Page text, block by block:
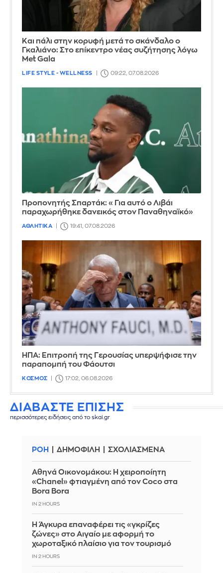
Και πάλι στην κορυφή μετά το σκάνδαλο ο
Γκαλιάνο: Στο επίκεντρο νέας συζήτησης λόγω
Met Gala
LIFE STYLE - WELLNESS 09:22, 07.08.2026
Προπονητής Σπαρτάκ: «Για αυτό ο Λιβάι
παραχωρήθηκε δανεικός στον Παναθηναϊκό»
ΑΘΛΗΤΙΚΑ 19:41, 07.08.2026
ΗΠΑ: Επιτροπή της Γερουσίας υπερψήφισε την
παραπομπή του Φάουτσι
ΚΟΣΜΟΣ 17:02, 06.08.2026
ΔΙΑΒΑΣΤΕ ΕΠΙΣΗΣ
περισσότερες ειδήσεις από το skai.gr
ΡΟΗ ΔΗΜΟΦΙΛΗ ΣΧΟΛΙΑΣΜΕΝΑ
Αθηνά Οικονομάκου: Η χειροποίητη
«Chanel» φτιαγμένη από τον Coco στα
Bora Bora
IN 2 HOURS
Η Άγκυρα επαναφέρει τις «γκρίζες
ζώνες» στο Αιγαίο με αφορμή το
χωροταξικό πλαίσιο για τον τουρισμό
IN 2 HOURS